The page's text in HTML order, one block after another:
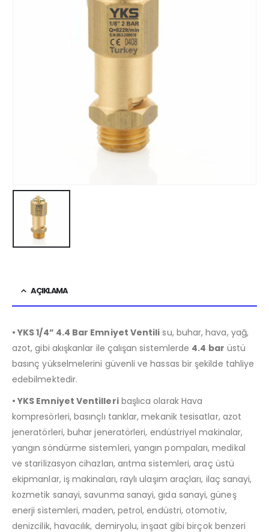
AÇIKLAMA
• YKS 1/4” 4.4 Bar Emniyet Ventili su, buhar, hava, yağ,
azot, gibi akışkanlar ile çalışan sistemlerde 4.4 bar üstü
basınç yükselmelerini güvenli ve hassas bir şekilde tahliye
edebilmektedir.
• YKS Emniyet Ventilleribaşlıca olarak Hava
kompresörleri, basınçlı tanklar, mekanik tesisatlar, azot
jeneratörleri, buhar jeneratörleri, endüstriyel makinalar,
yangın söndürme sistemleri, yangın pompaları, medikal
ve starilizasyon cihazları, arıtma sistemleri, araç üstü
ekipmanlar, iş makinaları, raylı ulaşım araçları, ilaç sanayi,
kozmetik sanayi, savunma sanayi, gıda sanayi, güneş
enerji sistemleri, maden, petrol, endüstri, otomotiv,
denizcilik, havacılık, demiryolu, inşaat gibi birçok benzeri